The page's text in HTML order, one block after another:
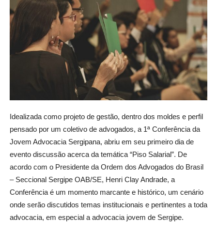
Idealizada como projeto de gestão, dentro dos moldes e perfil
pensado por um coletivo de advogados, a 1ª Conferência da
Jovem Advocacia Sergipana, abriu em seu primeiro dia de
evento discussão acerca da temática “Piso Salarial”. De
acordo com o Presidente da Ordem dos Advogados do Brasil
– Seccional Sergipe OAB/SE, Henri Clay Andrade, a
Conferência é um momento marcante e histórico, um cenário
onde serão discutidos temas institucionais e pertinentes a toda
advocacia, em especial a advocacia jovem de Sergipe.